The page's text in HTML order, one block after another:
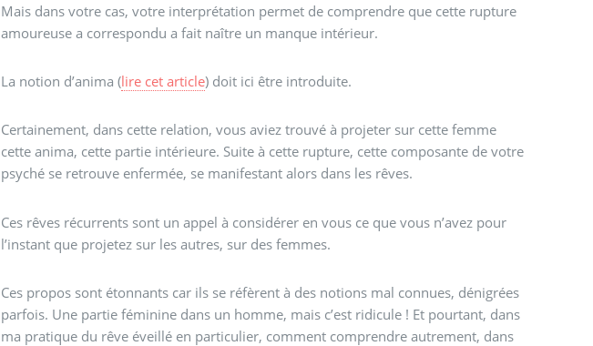
Mais dans votre cas, votre interprétation permet de comprendre que cette rupture
amoureuse a correspondu a fait naître un manque intérieur.
La notion d’anima (lire cet article) doit ici être introduite.
Certainement, dans cette relation, vous aviez trouvé à projeter sur cette femme
cette anima, cette partie intérieure. Suite à cette rupture, cette composante de votre
psyché se retrouve enfermée, se manifestant alors dans les rêves.
Ces rêves récurrents sont un appel à considérer en vous ce que vous n’avez pour
l’instant que projetez sur les autres, sur des femmes.
Ces propos sont étonnants car ils se réfèrent à des notions mal connues, dénigrées
parfois. Une partie féminine dans un homme, mais c’est ridicule ! Et pourtant, dans
ma pratique du rêve éveillé en particulier, comment comprendre autrement, dans